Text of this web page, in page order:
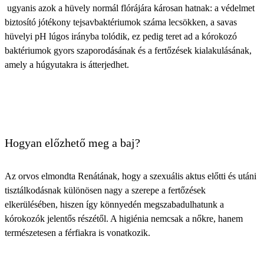
ugyanis azok a hüvely normál flórájára károsan hatnak: a védelmet
biztosító jótékony tejsavbaktériumok száma lecsökken, a savas
hüvelyi pH lúgos irányba tolódik, ez pedig teret ad a kórokozó
baktériumok gyors szaporodásának és a fertőzések kialakulásának,
amely a húgyutakra is átterjedhet.
Hogyan előzhető meg a baj?
Az orvos elmondta Renátának, hogy a szexuális aktus előtti és utáni
tisztálkodásnak különösen nagy a szerepe a fertőzések
elkerülésében, hiszen így könnyedén megszabadulhatunk a
kórokozók jelentős részétől. A higiénia nemcsak a nőkre, hanem
természetesen a férfiakra is vonatkozik.